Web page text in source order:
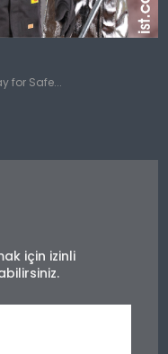
for Safe...
için izinli